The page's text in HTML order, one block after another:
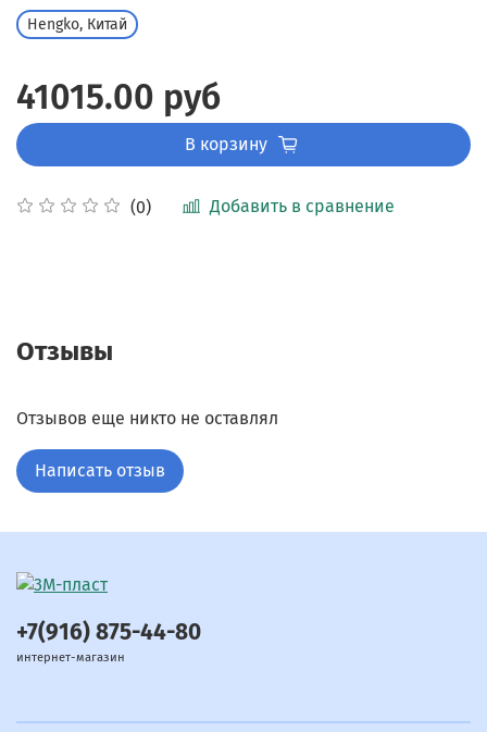
(0) Добавить в сравнение
Hengko, Китай
41015.00 руб
В корзину
Отзывы
Отзывов еще никто не оставлял
Написать отзыв
+7(916) 875-44-80
интернет-магазин